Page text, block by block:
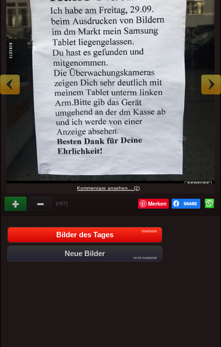
Kommentare ansehen... (2)
(+67) Merken
Bilder des Tages Startseite
Neue Bilder
nicht moderiert